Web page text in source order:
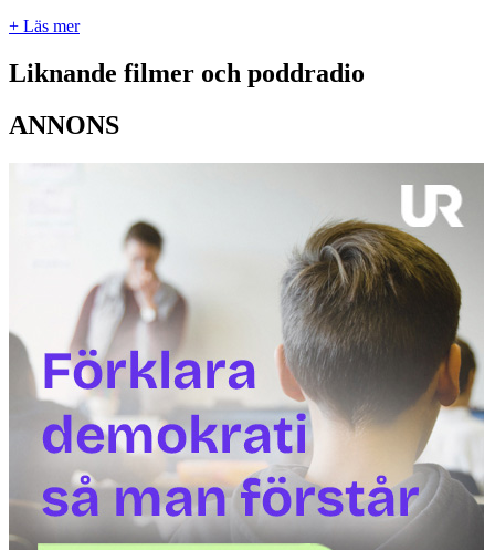
+ Läs mer
Liknande filmer och poddradio
ANNONS